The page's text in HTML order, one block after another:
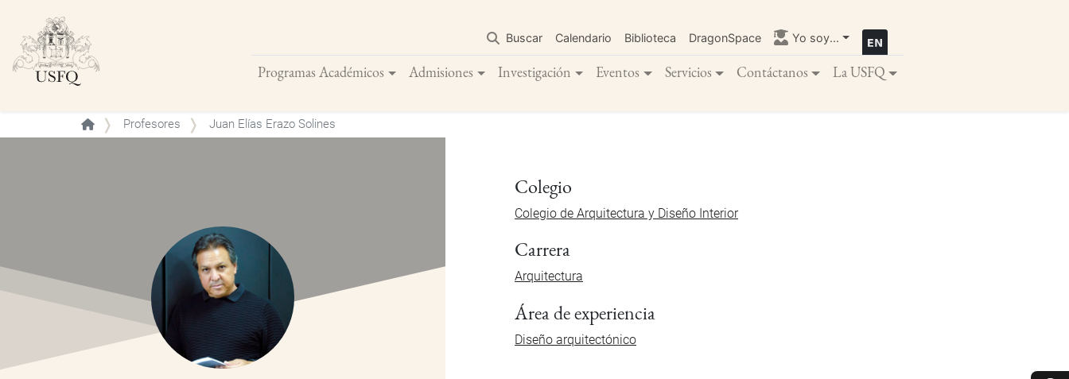
contenido
principal
Buscar Calendario Biblioteca DragonSpace Yo soy...
Programas Académicos Admisiones Investigación Eventos Servicios Contáctanos La USFQ
Buscar
Profesores Juan Elías Erazo Solines
Colegio
Colegio de Arquitectura y Diseño Interior
Carrera
Arquitectura
Área de experiencia
Diseño arquitectónico